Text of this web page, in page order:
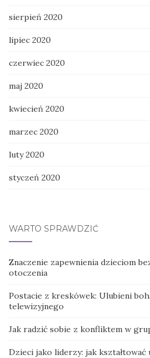
sierpień 2020
lipiec 2020
czerwiec 2020
maj 2020
kwiecień 2020
marzec 2020
luty 2020
styczeń 2020
WARTO SPRAWDZIĆ
Znaczenie zapewnienia dzieciom
otoczenia
Postacie z kreskówek: Ulubieni
telewizyjnego
Jak radzić sobie z konfliktem w
Dzieci jako liderzy: jak